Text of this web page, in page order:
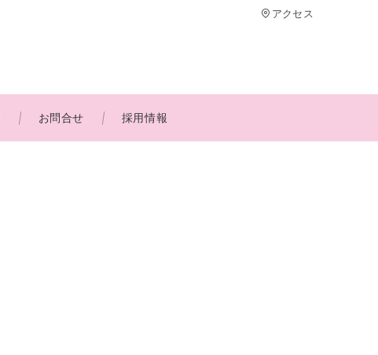
アクセス
お問合せ 採用情報